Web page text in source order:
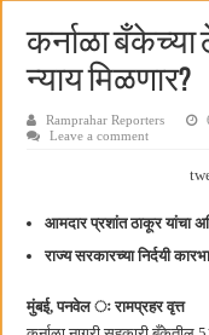
समाजप्रिय नेतृत्व आमदार प्रशांत
पनवेलमध्ये ८ ऑगस्टला महारोजगार
जनार्दन भगत शिक्षण प्रसारक
पालेखुर्द येथील जि.प. शाळेच्या नूतन
हर घर तिरंगा अभियानासंदर्भात
कामोठे येथे समाजोपयोगी वस्तूंच्या
छत्रपती शिवाजी महाराज
कर्नाळा बँकेच्या
न्याय मिळणार?
Ramprahar Reporters
Leave a comment
आमदार प्रशांत ठाकूर यांचा
राज्य सरकारच्या निर्दयी
मुंबई, पनवेल ः रामप्रहर वृत्त